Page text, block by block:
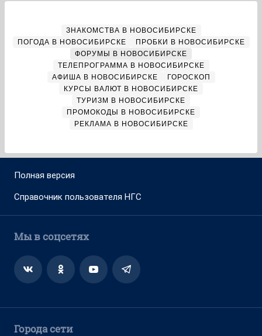
ЗНАКОМСТВА В НОВОСИБИРСКЕ
ПОГОДА В НОВОСИБИРСКЕ
ПРОБКИ В НОВОСИБИРСКЕ
ФОРУМЫ В НОВОСИБИРСКЕ
ТЕЛЕПРОГРАММА В НОВОСИБИРСКЕ
АФИША В НОВОСИБИРСКЕ
ГОРОСКОП
КУРСЫ ВАЛЮТ В НОВОСИБИРСКЕ
ТУРИЗМ В НОВОСИБИРСКЕ
ПРОМОКОДЫ В НОВОСИБИРСКЕ
РЕКЛАМА В НОВОСИБИРСКЕ
Полная версия
Справочник пользователя НГС
Мы в соцсетях
Города сети